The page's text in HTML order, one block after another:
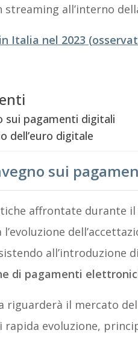
all’interno
Italia nel 2023
sui pagamenti digitali
dell’euro digitale
sui
affrontate durante il
all’introduzione
di pagamenti
riguarderà il mercato del
evoluzione,